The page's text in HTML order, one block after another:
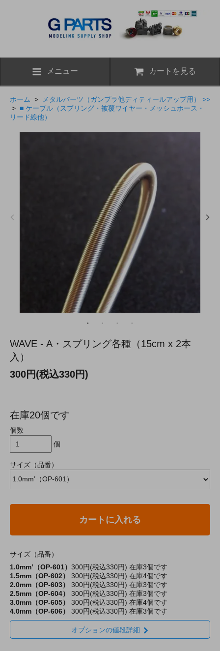
メニュー カートを見る
ホーム >
メタルパーツ（ガンプラ他ディティールアップ用） >>
> ■ ケーブル（スプリング・被覆ワイヤー・メッシュホース・
リード線他）
WAVE - A・スプリング各種（15cm x 2本
入）
300円(税込330円)
在庫20個です
個数
個
サイズ（品番）
カートに入れる
サイズ（品番）
1.0mm’（OP-601） 300円(税込330円) 在庫3個です
1.5mm（OP-602）
300円(税込330円) 在庫4個です
2.0mm（OP-603）
300円(税込330円) 在庫3個です
2.5mm（OP-604）
300円(税込330円) 在庫3個です
3.0mm（OP-605）
300円(税込330円) 在庫4個です
4.0mm（OP-606）
300円(税込330円) 在庫3個です
オプションの値段詳細